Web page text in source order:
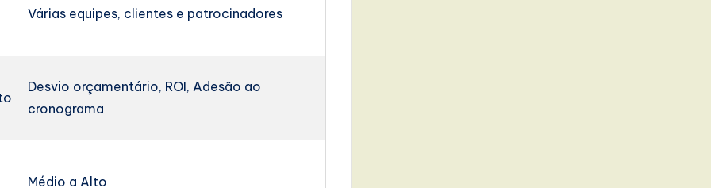
Várias equipes, clientes e patrocinadores
Desvio orçamentário, ROI, Adesão ao
cronograma
Médio a Alto